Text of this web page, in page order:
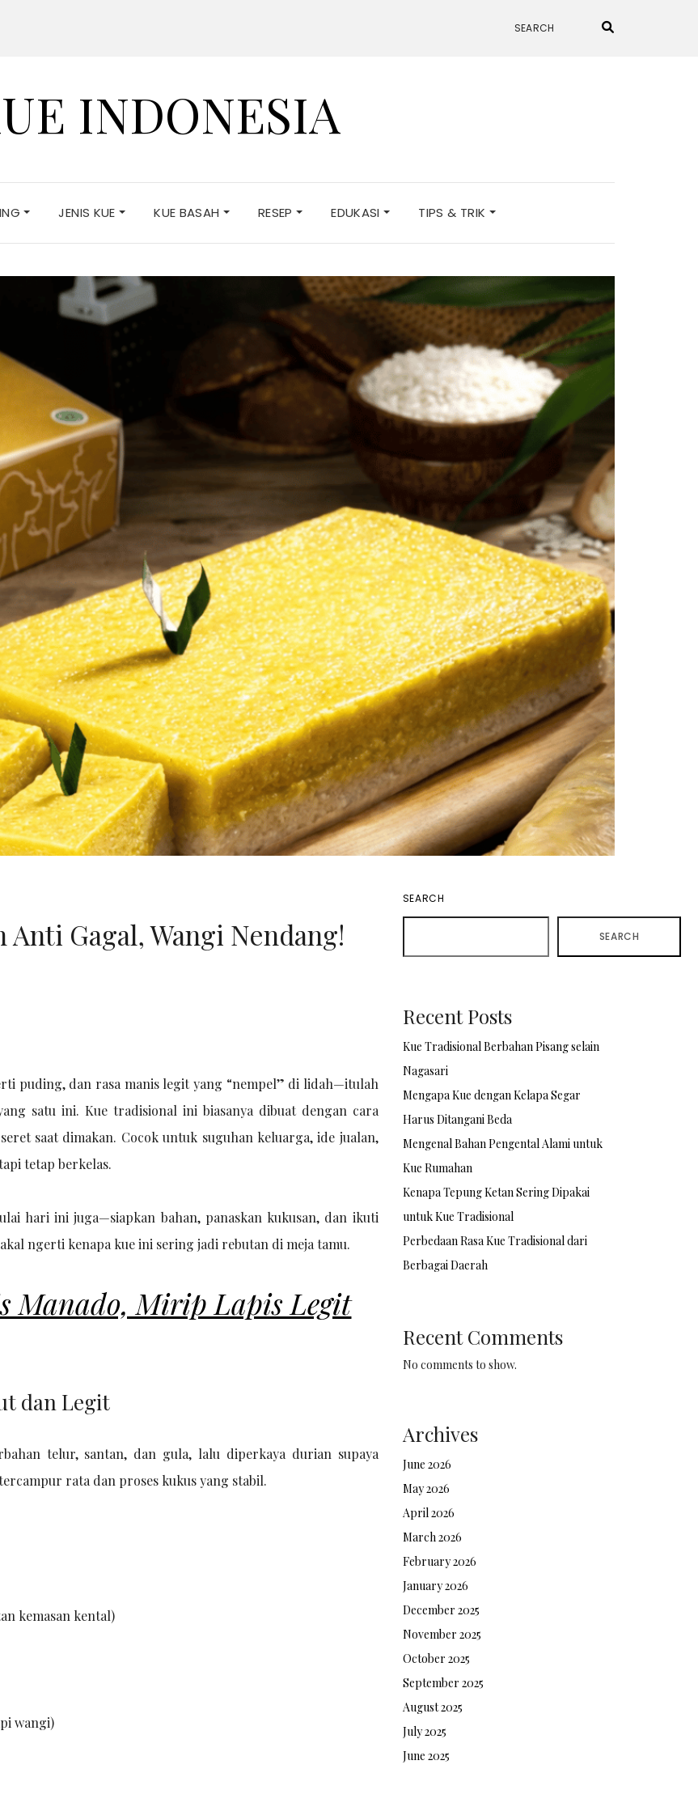
INDONESIA
JENIS KUE KUE BASAH RESEP EDUKASI TIPS & TRIK
Gagal, Wangi Nendang!
puding, dan rasa manis legit yang “nempel” di lidah—itulah
satu ini. Kue tradisional ini biasanya dibuat dengan cara
saat dimakan. Cocok untuk suguhan keluarga, ide jualan,
tetap berkelas.
hari ini juga—siapkan bahan, panaskan kukusan, dan ikuti
ngerti kenapa kue ini sering jadi rebutan di meja tamu.
Manado, Mirip Lapis Legit
dan Legit
telur, santan, dan gula, lalu diperkaya durian supaya
rata dan proses kukus yang stabil.
kemasan kental)
wangi)
SEARCH
SEARCH
Recent Posts
Kue Tradisional Berbahan Pisang selain
Nagasari
Mengapa Kue dengan Kelapa Segar
Harus Ditangani Beda
Mengenal Bahan Pengental Alami untuk
Kue Rumahan
Kenapa Tepung Ketan Sering Dipakai
untuk Kue Tradisional
Perbedaan Rasa Kue Tradisional dari
Berbagai Daerah
Recent Comments
No comments to show.
Archives
June 2026
May 2026
April 2026
March 2026
February 2026
January 2026
December 2025
November 2025
October 2025
September 2025
August 2025
July 2025
June 2025